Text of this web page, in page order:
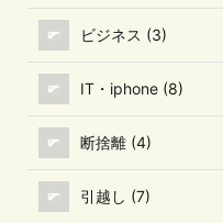
ビジネス (3)
IT・iphone (8)
断捨離 (4)
引越し (7)